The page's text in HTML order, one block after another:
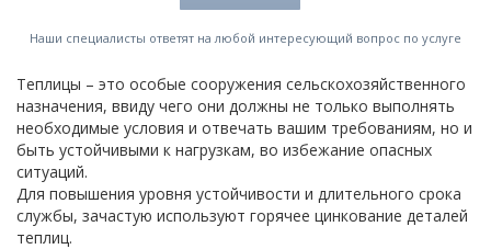
Наши специалисты ответят на любой интересующий вопрос по услуге
Теплицы – это особые сооружения сельскохозяйственного
назначения, ввиду чего они должны не только выполнять
необходимые условия и отвечать вашим требованиям, но и
быть устойчивыми к нагрузкам, во избежание опасных
ситуаций.
Для повышения уровня устойчивости и длительного срока
службы, зачастую используют горячее цинкование деталей
теплиц.